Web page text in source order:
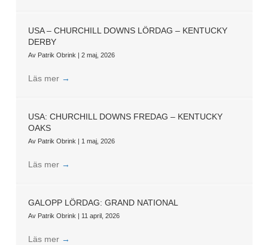
USA – CHURCHILL DOWNS LÖRDAG – KENTUCKY
DERBY
Av Patrik Obrink | 2 maj, 2026
Läs mer →
USA: CHURCHILL DOWNS FREDAG – KENTUCKY
OAKS
Av Patrik Obrink | 1 maj, 2026
Läs mer →
GALOPP LÖRDAG: GRAND NATIONAL
Av Patrik Obrink | 11 april, 2026
Läs mer →